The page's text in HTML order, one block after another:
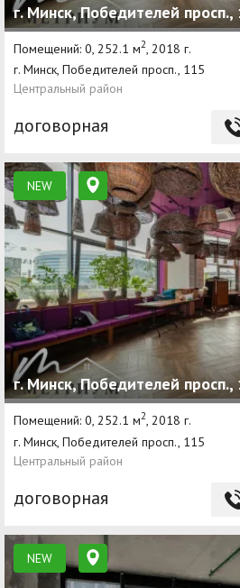
г. Минск, Победителей просп.,
Помещений: 0, 252.1 м2 , 2018 г.
г. Минск, Победителей просп., 115
Центральный район
договорная
NEW
г. Минск, Победителей просп.,
Помещений: 0, 252.1 м2, 2018 г.
г. Минск, Победителей просп., 115
Центральный район
договорная
NEW